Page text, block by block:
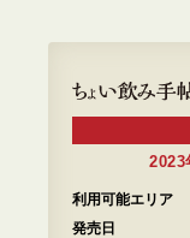
2023
利用可能エリア
発売日